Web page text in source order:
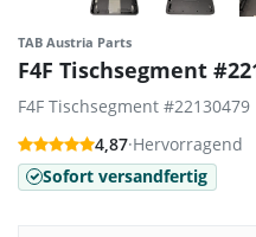
TAB Austria Parts
F4F Tischsegment
F4F Tischsegment #22130479
4,87·Hervorragend
Sofort versandfertig